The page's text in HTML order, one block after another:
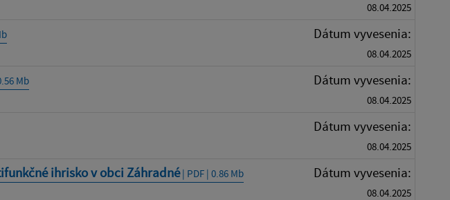
08.04.2025
Dátum vyvesenia:
08.04.2025
Mb Dátum vyvesenia:
08.04.2025
Dátum vyvesenia:
08.04.2025
ihrisko v obci Záhradné| PDF | 0.86 Mb Dátum vyvesenia:
08.04.2025